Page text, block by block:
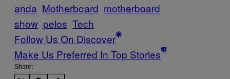
anda Motherboard motherboard
show pelos Tech
Follow Us On Discover
Make Us Preferred In Top Stories
Share: